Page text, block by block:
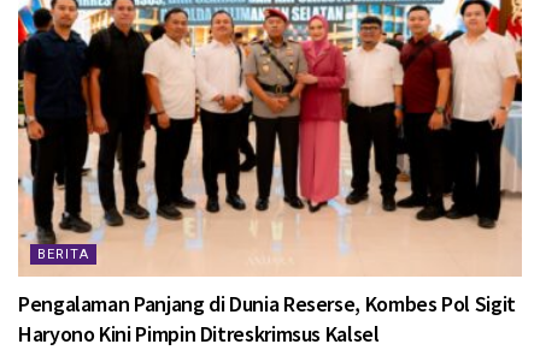
BERITA
Pengalaman Panjang di Dunia Reserse, Kombes Pol Sigit
Haryono Kini Pimpin Ditreskrimsus Kalsel